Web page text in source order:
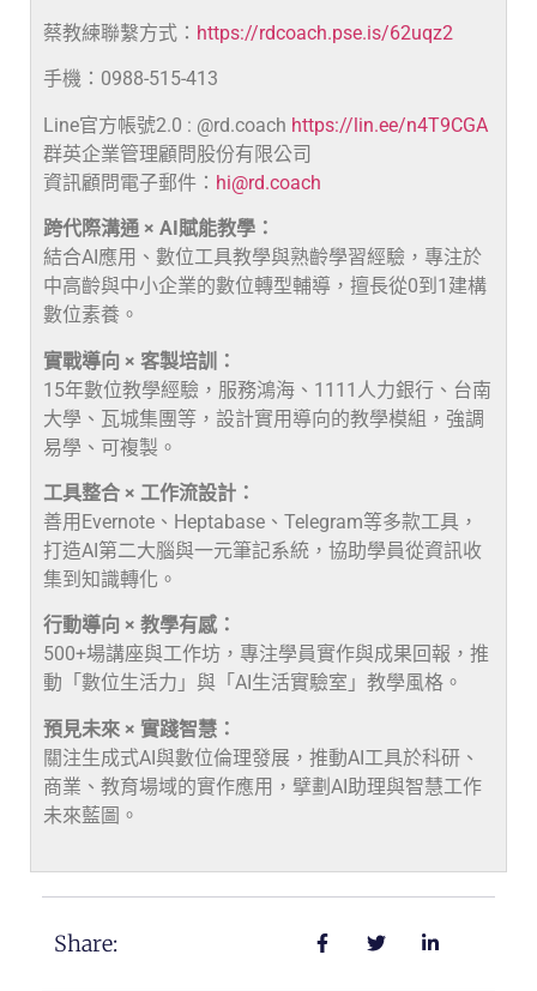
蔡教練聯繫方式： https://rdcoach.pse.is/62uqz2
手機：0988-515-413
Line官方帳號2.0 : @rd.coach https://lin.ee/n4T9CGA
群英企業管理顧問股份有限公司
資訊顧問電子郵件： hi@rd.coach
跨代際溝通 × AI賦能教學：
結合AI應用、數位工具教學與熟齡學習經驗，專注於
中高齡與中小企業的數位轉型輔導，擅長從0到1建構
數位素養。
實戰導向 × 客製培訓：
15年數位教學經驗，服務鴻海、1111人力銀行、台南
大學、瓦城集團等，設計實用導向的教學模組，強調
易學、可複製。
工具整合 × 工作流設計：
善用Evernote、Heptabase、Telegram等多款工具，
打造AI第二大腦與一元筆記系統，協助學員從資訊收
集到知識轉化。
行動導向 × 教學有感：
500+場講座與工作坊，專注學員實作與成果回報，推
動「數位生活力」與「AI生活實驗室」教學風格。
預見未來 × 實踐智慧：
關注生成式AI與數位倫理發展，推動AI工具於科研、
商業、教育場域的實作應用，擘劃AI助理與智慧工作
未來藍圖。
Share: